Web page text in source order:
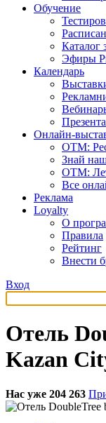
Обучение
Каталог
Эфиры
Календарь
Онлайн-
OTM:
Знай
OTM:
Все
Реклама
Loyalty
О
Правила
Рейтинг
Внести
Вход
Отель
Kazan
Нас уже 204 263